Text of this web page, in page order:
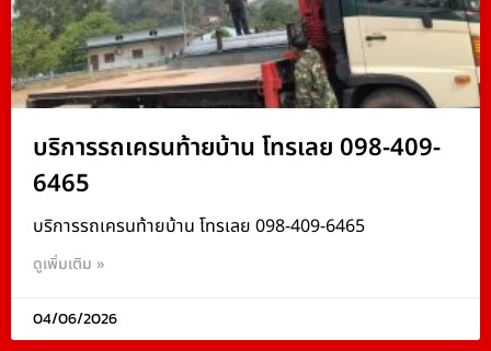
บริการรถเครนท้ายบ้าน โทรเลย 098-409-
6465
บริการรถเครนท้ายบ้าน โทรเลย 098-409-6465
ดูเพิ่มเติม »
04/06/2026